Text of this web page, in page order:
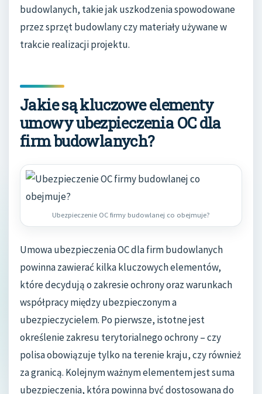
budowlanych, takie jak uszkodzenia spowodowane
przez sprzęt budowlany czy materiały używane w
trakcie realizacji projektu.
Jakie są kluczowe elementy
umowy ubezpieczenia OC dla
firm budowlanych?
Ubezpieczenie OC firmy budowlanej co obejmuje?
Umowa ubezpieczenia OC dla firm budowlanych
powinna zawierać kilka kluczowych elementów,
które decydują o zakresie ochrony oraz warunkach
współpracy między ubezpieczonym a
ubezpieczycielem. Po pierwsze, istotne jest
określenie zakresu terytorialnego ochrony – czy
polisa obowiązuje tylko na terenie kraju, czy również
za granicą. Kolejnym ważnym elementem jest suma
ubezpieczenia, która powinna być dostosowana do